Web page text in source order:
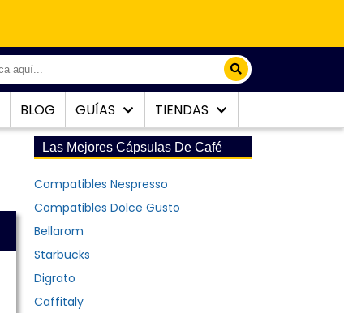
BLOG GUÍAS TIENDAS
Las Mejores Cápsulas De Café
Compatibles Nespresso
Compatibles Dolce Gusto
Bellarom
Starbucks
Digrato
Caffitaly